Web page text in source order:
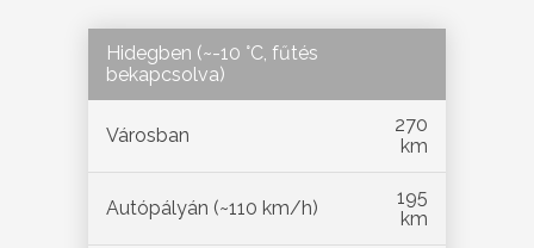
Hidegben (~-10 °C, fűtés
bekapcsolva)
Városban
270
km
Autópályán (~110 km/h)
195
km